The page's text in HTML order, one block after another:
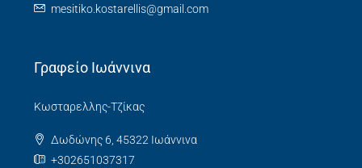
mesitiko.kostarellis@gmail.com
Γραφείο Ιωάννινα
Κωσταρελλης-Τζίκας
Δωδώνης 6, 45322 Ιωάννινα
+302651037317